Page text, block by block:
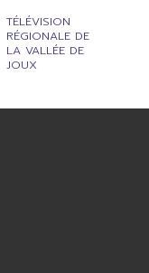
TÉLÉVISION
RÉGIONALE DE
LA VALLÉE DE
JOUX